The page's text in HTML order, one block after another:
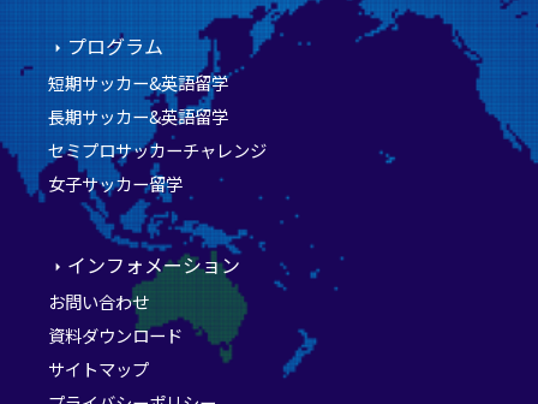
プログラム
短期サッカー&英語留学
長期サッカー&英語留学
セミプロサッカーチャレンジ
女子サッカー留学
インフォメーション
お問い合わせ
資料ダウンロード
サイトマップ